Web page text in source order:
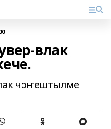
влак
чоҥештылме